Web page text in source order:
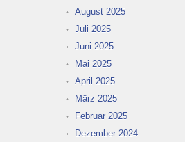
August 2025
Juli 2025
Juni 2025
Mai 2025
April 2025
März 2025
Februar 2025
Dezember 2024